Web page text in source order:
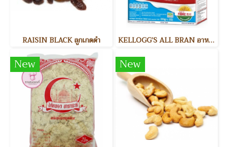
RAISIN BLACK ลูกเกดดำ KELLOGG’S ALL BRAN อาหารเช้า
New New